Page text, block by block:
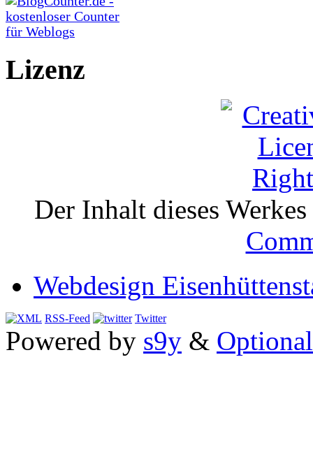
Lizenz
Der Inhalt dieses
Webdesign
RSS-Feed Twitter
Powered by s9y &